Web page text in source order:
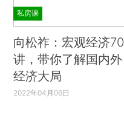
私房课
向松祚：宏观经济70
讲，带你了解国内外
经济大局
2022年04月06日